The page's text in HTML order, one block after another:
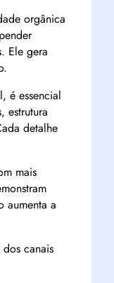
orgânica
Ele gera
é essencial
estrutura
detalhe
mais
aumenta a
canais